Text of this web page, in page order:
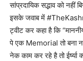
सांप्रदायिक सद्भाव को नहीं
इसके जवाब में
ट्वीट कर कहा है कि
पे एक Memorial तो बना
नेक काम कर रहे है तो ईर्ष्या